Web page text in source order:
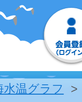
水温グラフ